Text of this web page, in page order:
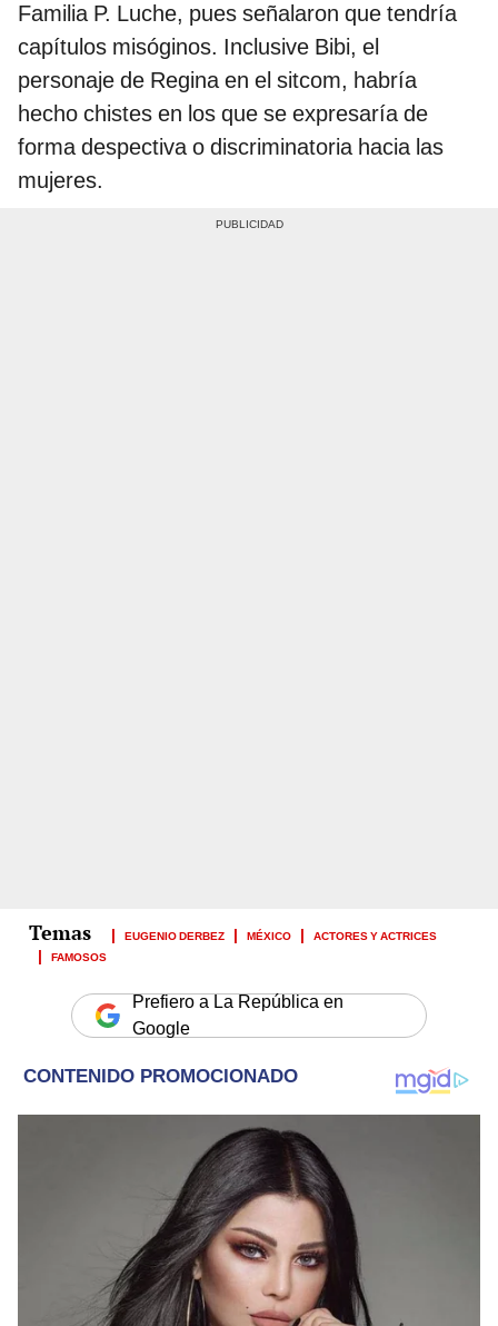
Familia P. Luche, pues señalaron que tendría
capítulos misóginos. Inclusive Bibi, el
personaje de Regina en el sitcom, habría
hecho chistes en los que se expresaría de
forma despectiva o discriminatoria hacia las
mujeres.
EUGENIO DERBEZ MÉXICO
ACTORES Y ACTRICES
FAMOSOS
Prefiero a La República en
Google